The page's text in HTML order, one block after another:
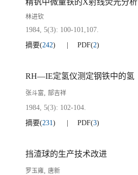
精钒中微量铁的X射线荧光分析
林进钦
1984, 5(3): 100-101,107.
摘要(242) PDF(2)
RH—IE定氢仪测定钢铁中的氢
张斗富, 郜吉祥
1984, 5(3): 102-104.
摘要(231) PDF(3)
挡渣球的生产技术改进
罗玉雍, 唐新